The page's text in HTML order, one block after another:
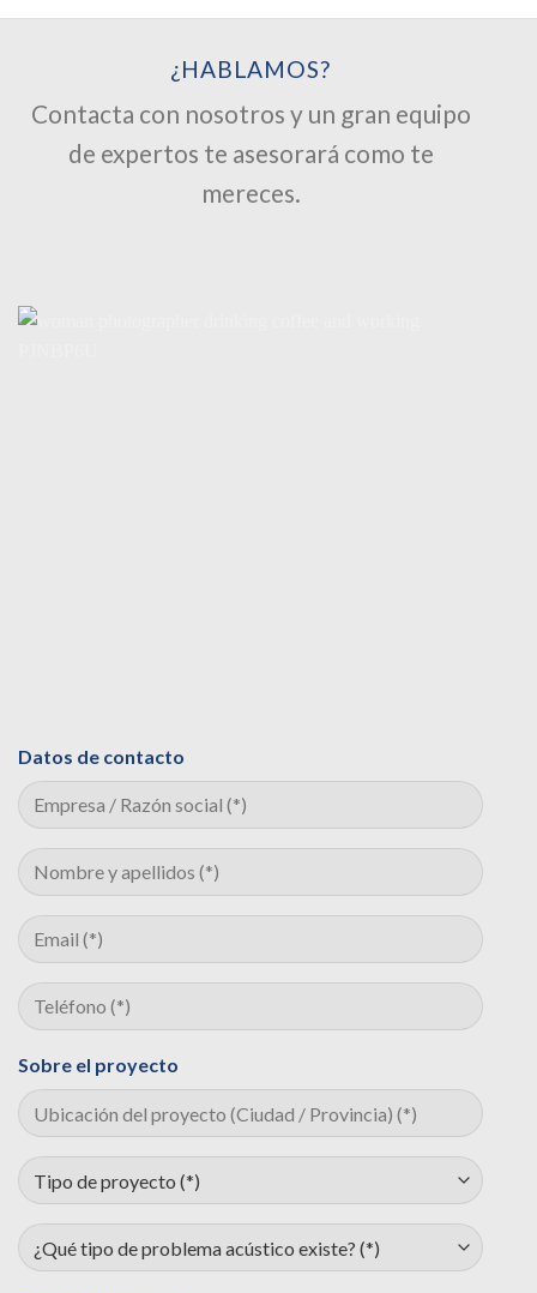
¿HABLAMOS?
Contacta con nosotros y un gran equipo
de expertos te asesorará como te
mereces.
Datos de contacto
Sobre el proyecto